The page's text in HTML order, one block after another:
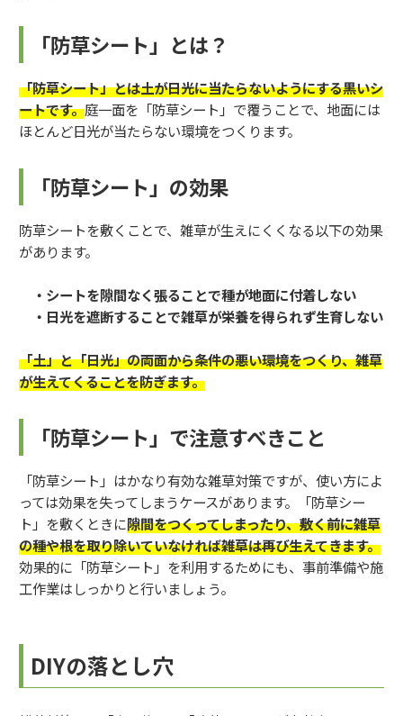
「防草シート」とは？
「防草シート」とは土が日光に当たらないようにする黒いシ
ートです。庭一面を「防草シート」で覆うことで、地面には
ほとんど日光が当たらない環境をつくります。
「防草シート」の効果
防草シートを敷くことで、雑草が生えにくくなる以下の効果
があります。
・シートを隙間なく張ることで種が地面に付着しない
・日光を遮断することで雑草が栄養を得られず生育しない
「土」と「日光」の両面から条件の悪い環境をつくり、雑草
が生えてくることを防ぎます。
「防草シート」で注意すべきこと
「防草シート」はかなり有効な雑草対策ですが、使い方によ
っては効果を失ってしまうケースがあります。「防草シー
ト」を敷くときに隙間をつくってしまったり、敷く前に雑草
の種や根を取り除いていなければ雑草は再び生えてきます。
効果的に「防草シート」を利用するためにも、事前準備や施
工作業はしっかりと行いましょう。
DIYの落とし穴